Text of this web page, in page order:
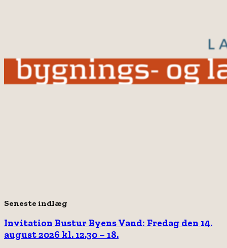
Seneste indlæg
Invitation Bustur Byens Vand: Fredag den 14.
august 2026 kl. 12.30 – 18.